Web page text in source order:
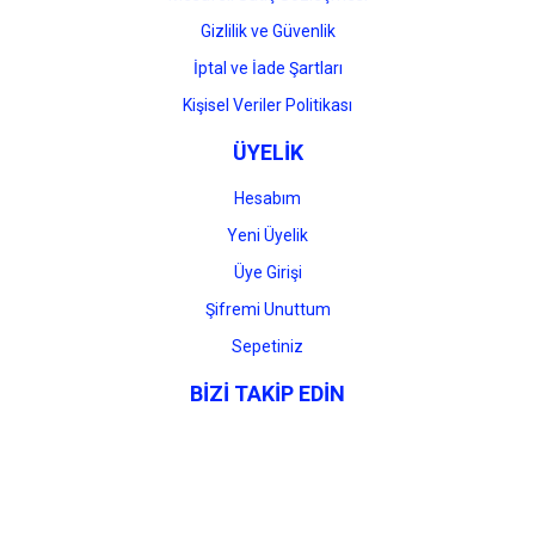
Gizlilik ve Güvenlik
İptal ve İade Şartları
Kişisel Veriler Politikası
ÜYELİK
Hesabım
Yeni Üyelik
Üye Girişi
Şifremi Unuttum
Sepetiniz
BİZİ TAKİP EDİN